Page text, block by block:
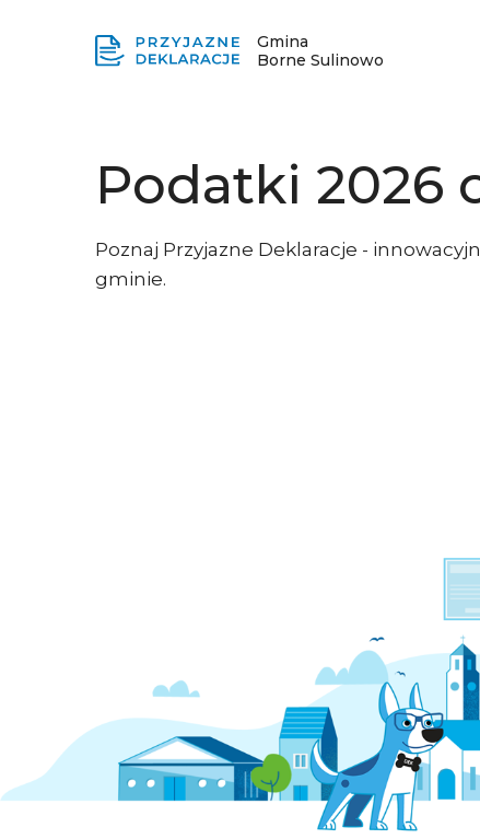
Gmina
Borne Sulinowo
Podatki 2026
Poznaj Przyjazne Deklaracje -
gminie.